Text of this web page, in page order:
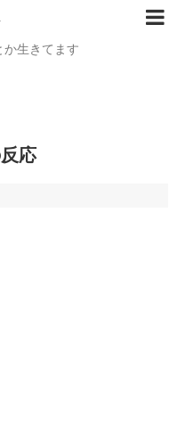
生きてます
応